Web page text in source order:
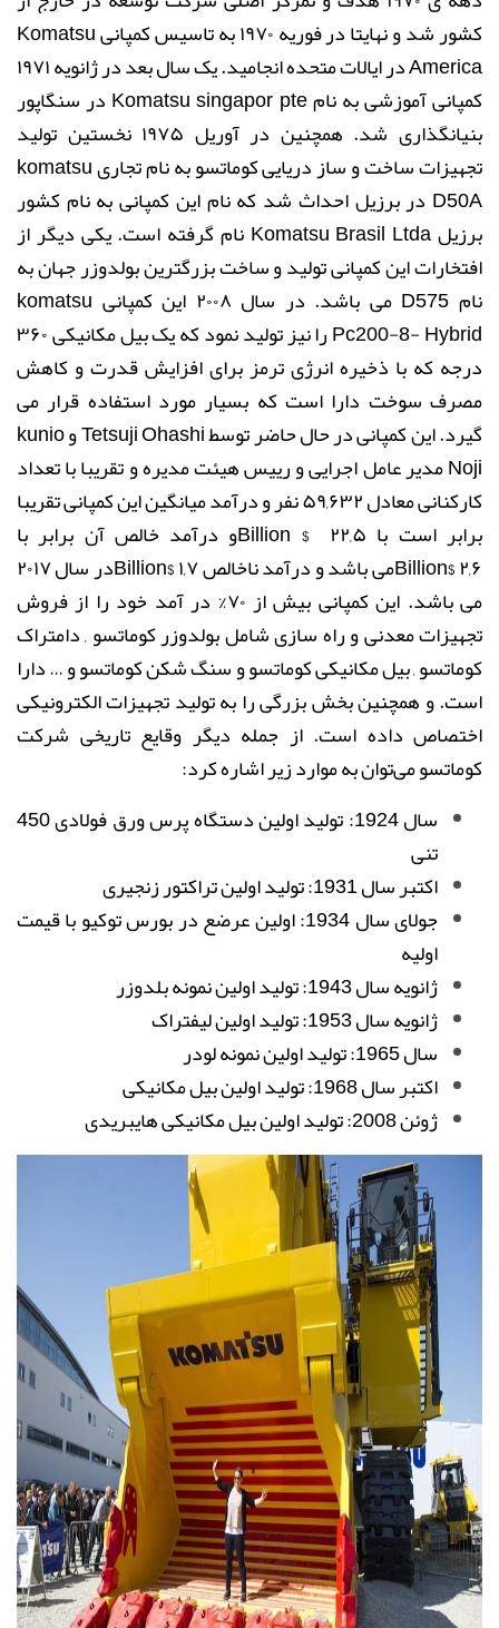
کشور شد و نهایتا در فوریه ۱۹۷۰ به تاسیس کمپانی
Komatsu
America
در ایالات متحده انجامید. یک سال بعد در ژانویه ۱۹۷۱
کمپانی آموزشی به نامKomatsu singapor pteدر سنگاپور
بنیانگذاری شد. همچنین در آوریل ۱۹۷۵ نخستین تولید
تجهیزات ساخت و ساز دریایی کوماتسو به نام تجاریkomatsu
D50A در برزیل احداث شد که نام این کمپانی به نام کشور
برزیلKomatsu Brasil Ltdaنام گرفته است. یکی دیگر از
افتخارات این کمپانی تولید و ساخت بزرگترین بولدوزر جهان به
نام D575 می باشد. در سال ۲۰۰۸ این کمپانی
komatsu
Pc200-8- Hybrid
را نیز تولید نمود که یک بیل مکانیکی ۳۶۰
درجه که با ذخیره انرژی ترمز برای افزایش قدرت و کاهش
مصرف سوخت دارا است که بسیار مورد استفاده قرار می
گیرد. این کمپانی در حال حاضر توسطTetsuji Ohashiوkunio
Nojiمدیر عامل اجرایی و رییس هیئت مدیره و تقریبا با تعداد
کارکنانی معادل ۵۹,۶۳۲ نفر و درآمد میانگین این کمپانی تقریبا
برابر است با ۲۲,۵
Billion $و درآمد خالص آن برابر با
۲,۶Billion$می باشد و درآمد ناخالص ۱,۷ Billion$
در سال ۲۰۱۷
می باشد. این کمپانی بیش از ۷۰% در آمد خود را از فروش
تجهیزات معدنی و راه سازی شامل بولدوزر کوماتسو , دامتراک
کوماتسو , بیل مکانیکی کوماتسو و سنگ شکن کوماتسو و … دارا
است. و همچنین بخش بزرگی را به تولید تجهیزات الکترونیکی
اختصاص داده است. از جمله دیگر وقایع تاریخی شرکت
کوماتسو می‌توان به موارد زیر اشاره کرد:
سال 1924: تولید اولین دستگاه پرس ورق فولادی 450
تنی
اکتبر سال 1931: تولید اولین تراکتور زنجیری
جولای سال 1934: اولین عرضع در بورس توکیو با قیمت
اولیه
ژانویه سال 1943: تولید اولین نمونه بلدوزر
ژانویه سال 1953: تولید اولین لیفتراک
سال 1965: تولید اولین نمونه لودر
اکتبر سال 1968: تولید اولین بیل مکانیکی
ژوئن 2008: تولید اولین بیل مکانیکی هایبریدی